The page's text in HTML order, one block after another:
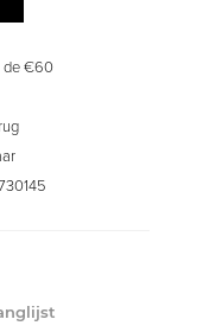
de €60